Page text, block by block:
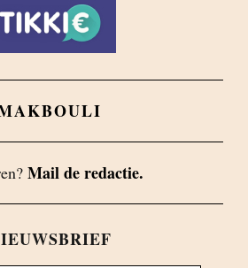
Mail de redactie.